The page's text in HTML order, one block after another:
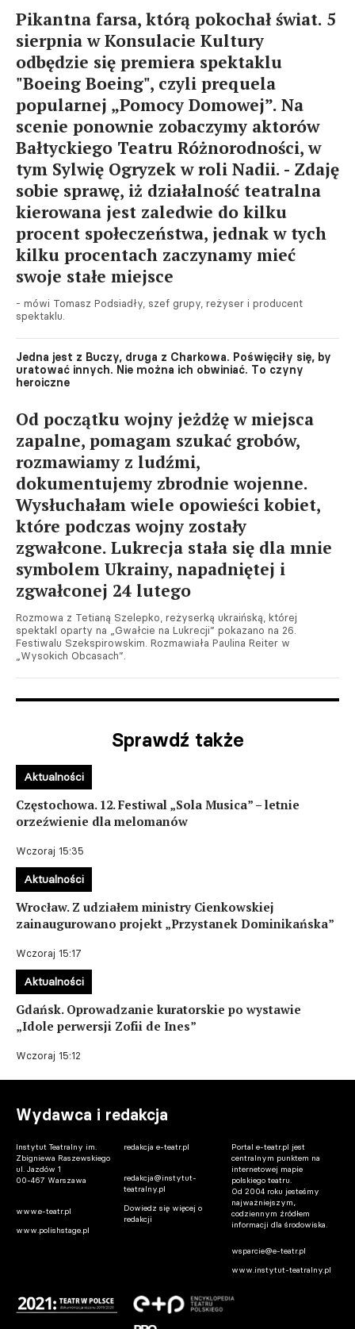
Pikantna farsa, którą pokochał świat. 5
sierpnia w Konsulacie Kultury
odbędzie się premiera spektaklu
"Boeing Boeing", czyli prequela
popularnej „Pomocy Domowej”. Na
scenie ponownie zobaczymy aktorów
Bałtyckiego Teatru Różnorodności, w
tym Sylwię Ogryzek w roli Nadii. - Zdaję
sobie sprawę, iż działalność teatralna
kierowana jest zaledwie do kilku
procent społeczeństwa, jednak w tych
kilku procentach zaczynamy mieć
swoje stałe miejsce
- mówi Tomasz Podsiadły, szef grupy, reżyser i producent
spektaklu.
Jedna jest z Buczy, druga z Charkowa. Poświęciły się, by
uratować innych. Nie można ich obwiniać. To czyny
heroiczne
Od początku wojny jeżdżę w miejsca
zapalne, pomagam szukać grobów,
rozmawiamy z ludźmi,
dokumentujemy zbrodnie wojenne.
Wysłuchałam wiele opowieści kobiet,
które podczas wojny zostały
zgwałcone. Lukrecja stała się dla mnie
symbolem Ukrainy, napadniętej i
zgwałconej 24 lutego
Rozmowa z Tetianą Szelepko, reżyserką ukraińską, której
spektakl oparty na „Gwałcie na Lukrecji” pokazano na 26.
Festiwalu Szekspirowskim. Rozmawiała Paulina Reiter w
„Wysokich Obcasach”.
Sprawdź także
Częstochowa. 12. Festiwal „Sola Musica” – letnie
orzeźwienie dla melomanów
Wczoraj 15:35
Aktualności
Wrocław. Z udziałem ministry Cienkowskiej
zainaugurowano projekt „Przystanek Dominikańska”
Wczoraj 15:17
Aktualności
Gdańsk. Oprowadzanie kuratorskie po wystawie
„Idole perwersji Zofii de Ines”
Wczoraj 15:12
Aktualności
Wydawca i redakcja
Instytut Teatralny im.
Zbigniewa Raszewskiego
ul. Jazdów 1
00-467 Warszawa
www.e-teatr.pl
www.polishstage.pl
redakcja e-teatr.pl
redakcja@instytut-
teatralny.pl
Dowiedz się więcej o
redakcji
Portal e-teatr.pl jest
centralnym punktem na
internetowej mapie
polskiego teatru.
Od 2004 roku jesteśmy
najważniejszym,
codziennym źródłem
informacji dla środowiska.
wsparcie@e-teatr.pl
www.instytut-teatralny.pl